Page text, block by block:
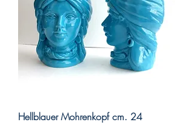
Hellblauer Mohrenkopf cm. 24